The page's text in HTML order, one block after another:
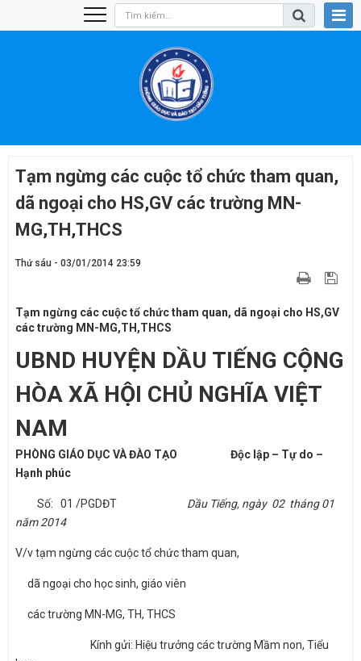
Tạm ngừng các cuộc tổ chức tham quan,
dã ngoại cho HS,GV các trường MN-
MG,TH,THCS
Thứ sáu - 03/01/2014 23:59
Tạm ngừng các cuộc tổ chức tham quan, dã ngoại cho HS,GV
các trường MN-MG,TH,THCS
UBND HUYỆN DẦU TIẾNG CỘNG
HÒA XÃ HỘI CHỦ NGHĨA VIỆT
NAM
PHÒNG GIÁO DỤC VÀĐÀO TẠO
Độc lập – Tự do –
Hạnh phúc
Số: 01 /PGDĐT Dầu Tiếng, ngày 02 tháng 01
năm 2014
V/v tạm ngừng các cuộc tổ chức tham quan,
dã ngoại cho học sinh, giáo viên
các trường MN-MG, TH, THCS
Kính gửi: Hiệu trưởng các trường Mầm non, Tiểu